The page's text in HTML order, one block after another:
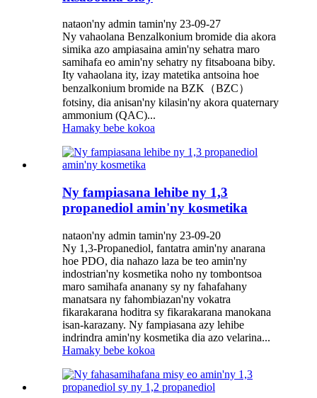
nataon'ny admin tamin'ny 23-09-27
Ny vahaolana Benzalkonium bromide dia akora
simika azo ampiasaina amin'ny sehatra maro
samihafa eo amin'ny sehatry ny fitsaboana biby.
Ity vahaolana ity, izay matetika antsoina hoe
benzalkonium bromide na BZK（BZC）
fotsiny, dia anisan'ny kilasin'ny akora quaternary
ammonium (QAC)...
Hamaky bebe kokoa
Ny fampiasana lehibe ny 1,3
propanediol amin'ny kosmetika
nataon'ny admin tamin'ny 23-09-20
Ny 1,3-Propanediol, fantatra amin'ny anarana
hoe PDO, dia nahazo laza be teo amin'ny
indostrian'ny kosmetika noho ny tombontsoa
maro samihafa ananany sy ny fahafahany
manatsara ny fahombiazan'ny vokatra
fikarakarana hoditra sy fikarakarana manokana
isan-karazany. Ny fampiasana azy lehibe
indrindra amin'ny kosmetika dia azo velarina...
Hamaky bebe kokoa